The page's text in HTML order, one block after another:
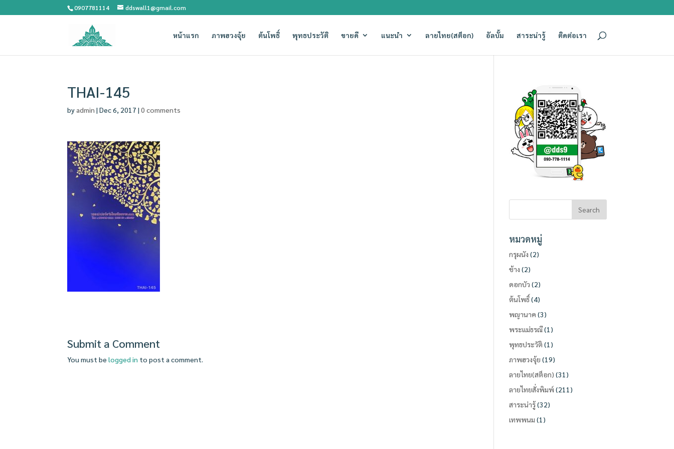
0907781114 ddswall1@gmail.com
หน้าแรก ภาพฮวงจุ้ย ต้นโพธิ์ พุทธประวัติ ขายดี แนะนำ ลายไทย(สต็อก) อัลบั้ม สาระน่ารู้ ติดต่อเรา
THAI-145
byadmin |Dec 6, 2017 |0 comments
Submit a Comment
You must belogged in to post a comment.
หมวดหมู่
กรุผนัง (2)
ช้าง (2)
ดอกบัว (2)
ต้นโพธิ์(4)
พญานาค (3)
พระแม่ธรณี(1)
พุทธประวัติ (1)
ภาพฮวงจุ้ย (19)
ลายไทย(สต็อก) (31)
ลายไทยสั่งพิมพ์ (211)
สาระน่ารู้(32)
เทพพนม (1)